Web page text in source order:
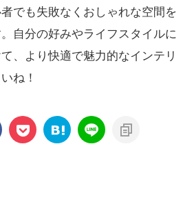
でも失敗なくおしゃれな空間を
自分の好みやライフスタイルに
、より快適で魅力的なインテリ
ね！